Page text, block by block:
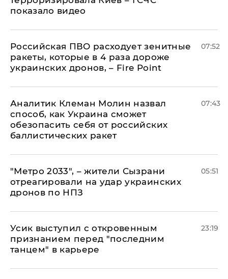
показало видео
Российская ПВО расходует зенитные
ракеты, которые в 4 раза дороже
украинских дронов, – Fire Point
07:52
Аналитик Клеман Молин назвал
способ, как Украина сможет
обезопасить себя от российских
баллистических ракет
07:43
"Метро 2033", – жители Сызрани
отреагировали на удар украинских
дронов по НПЗ
05:51
Усик выступил с откровенным
признанием перед "последним
танцем" в карьере
23:19